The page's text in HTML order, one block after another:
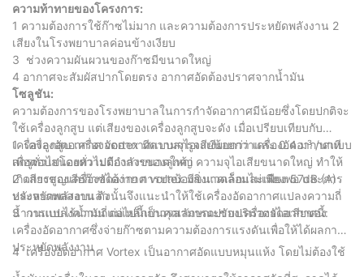
ความท้าทายของโครงการ:
1 ความต้องการใช้ก๊าซไม่มาก และความต้องการประหยัดพลังงาน 2
เสียงในโรงพยาบาลค่อนข้างเงียบ
3 ช่วงความผันผวนของก๊าซมีขนาดใหญ่
4 อากาศจะสัมผัสปากโดยตรง อากาศอัดต้องปราศจากน้ำมัน
โซลูชัน:
ความต้องการของโรงพยาบาลในการกำจัดอากาศมีน้อยซึ่งโดยปกติจะ
ใช้เครื่องลูกสูบ แต่เสียงของเครื่องลูกสูบจะดัง เมื่อเปรียบเทียบกับ
เครื่องลูกสูบ เครื่องอัดอากาศแบบสกรูจะเงียบกว่า เครื่องอัดอากาศแบบ
สกรูทั่วไปโดยทั่วไปมีกำลังขนาดใหญ่ ความจุไอเสียขนาดใหญ่ ทำให้
เกิดการสูญเสียก๊าซได้ง่าย การปกป้องสิ่งแวดล้อมไม่เพียงพอ และการ
ประหยัดพลังงาน ดังนั้นจึงแนะนำให้ใช้เครื่องอัดอากาศแปลงความถี่
น้ำวนแบบไร้น้ำมัน ต่อไปนี้เป็นคุณลักษณะของเครื่องอัดอากาศนี้:
1เครื่องอัดอากาศ vortex มีความจุไอเสียน้อยกว่าและ 0.4 ม³ /นาที
เพื่อตอบสนองความต้องการของลูกค้า
2เสียงของเครื่องอัดอากาศ vortex มีขนาดเล็กและเพียง 57dB (A)
หลังจากทดสอบแล้ว
3การแปลงความถี่แม่เหล็กถาวรสามารถปรับปริมาตรไอเสียของ
เครื่องอัดอากาศซึ่งจ่ายก๊าซตามความต้องการแรงดันเพื่อให้ได้ผลการ
ประหยัดพลังงาน
4เครื่องอัดอากาศ Vortex เป็นอากาศอัดแบบหมุนแห้ง โดยไม่ต้องใช้